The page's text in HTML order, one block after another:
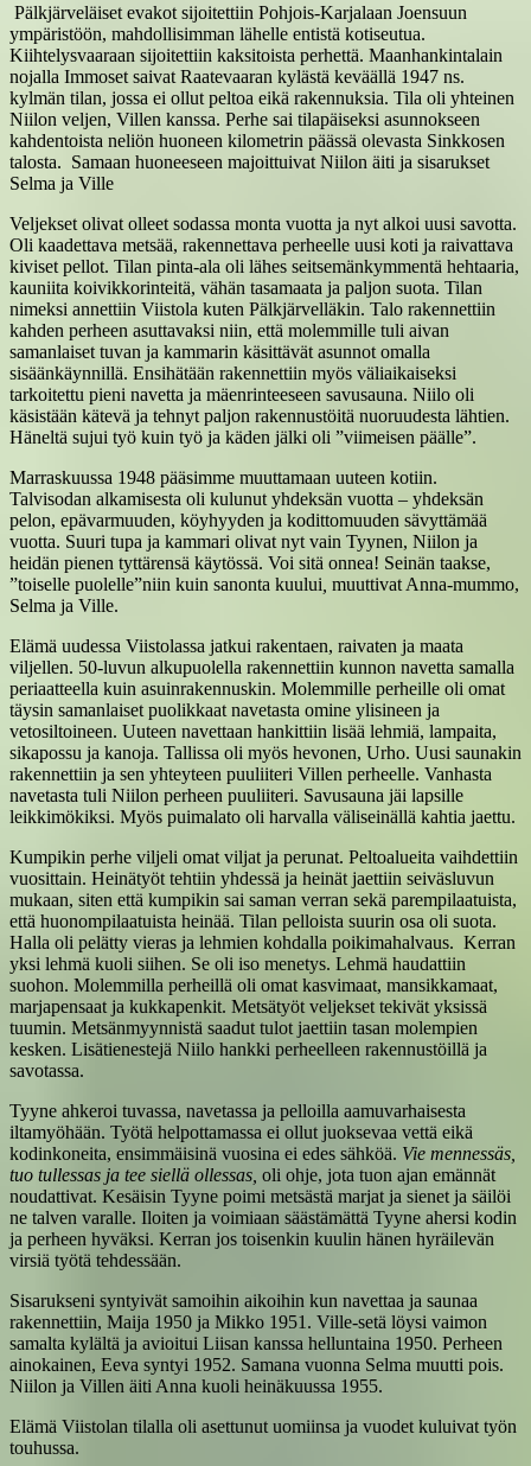
Pälkjärveläiset evakot sijoitettiin Pohjois-Karjalaan Joensuun
ympäristöön, mahdollisimman lähelle entistä kotiseutua.
Kiihtelysvaaraan sijoitettiin kaksitoista perhettä. Maanhankintalain
nojalla Immoset saivat Raatevaaran kylästä keväällä 1947 ns.
kylmän tilan, jossa ei ollut peltoa eikä rakennuksia. Tila oli yhteinen
Niilon veljen, Villen kanssa. Perhe sai tilapäiseksi asunnokseen
kahdentoista neliön huoneen kilometrin päässä olevasta Sinkkosen
talosta. Samaan huoneeseen majoittuivat Niilon äiti ja sisarukset
Selma ja Ville
Veljekset olivat olleet sodassa monta vuotta ja nyt alkoi uusi savotta.
Oli kaadettava metsää, rakennettava perheelle uusi koti ja raivattava
kiviset pellot. Tilan pinta-ala oli lähes seitsemänkymmentä hehtaaria,
kauniita koivikkorinteitä, vähän tasamaata ja paljon suota. Tilan
nimeksi annettiin Viistola kuten Pälkjärvelläkin. Talo rakennettiin
kahden perheen asuttavaksi niin, että molemmille tuli aivan
samanlaiset tuvan ja kammarin käsittävät asunnot omalla
sisäänkäynnillä. Ensihätään rakennettiin myös väliaikaiseksi
tarkoitettu pieni navetta ja mäenrinteeseen savusauna. Niilo oli
käsistään kätevä ja tehnyt paljon rakennustöitä nuoruudesta lähtien.
Häneltä sujui työ kuin työ ja käden jälki oli ”viimeisen päälle”.
Marraskuussa 1948 pääsimme muuttamaan uuteen kotiin.
Talvisodan alkamisesta oli kulunut yhdeksän vuotta – yhdeksän
pelon, epävarmuuden, köyhyyden ja kodittomuuden sävyttämää
vuotta. Suuri tupa ja kammari olivat nyt vain Tyynen, Niilon ja
heidän pienen tyttärensä käytössä. Voi sitä onnea! Seinän taakse,
”toiselle puolelle”niin kuin sanonta kuului muuttivat Anna-mummo,
Selma ja Ville.
Elämä uudessa Viistolassa jatkui rakentaen, raivaten ja maata
viljellen. 50-luvun alkupuolella rakennettiin kunnon navetta samalla
periaatteella kuin asuinrakennuskin. Molemmille perheille oli omat
täysin samanlaiset puolikkaat navetasta omine ylisineen ja
vetosiltoineen. Uuteen navettaan hankittiin lisää lehmiä, lampaita,
sikapossu ja kanoja. Tallissa oli myös hevonen, Urho. Uusi saunakin
rakennettiin ja sen yhteyteen puuliiteri Villen perheelle. Vanhasta
navetasta tuli Niilon perheen puuliiteri. Savusauna jäi lapsille
leikkimökiksi. Myös puimalato oli harvalla väliseinällä kahtia jaettu.
Kumpikin perhe viljeli omat viljat ja perunat. Peltoalueita vaihdettiin
vuosittain. Heinätyöt tehtiin yhdessä ja heinät jaettiin seiväsluvun
mukaan, siten että kumpikin sai saman verran sekä parempilaatuista,
että huonompilaatuista heinää. Tilan pelloista suurin osa oli suota.
Halla oli pelätty vieras ja lehmien kohdalla poikimahalvaus. Kerran
yksi lehmä kuoli siihen. Se oli iso menetys. Lehmä haudattiin
suohon. Molemmilla perheillä oli omat kasvimaat, mansikkamaat,
marjapensaat ja kukkapenkit. Metsätyöt veljekset tekivät yksissä
tuumin. Metsänmyynnistä saadut tulot jaettiin tasan molempien
kesken. Lisätienestejä Niilo hankki perheelleen rakennustöillä ja
savotassa.
Tyyne ahkeroi tuvassa, navetassa ja pelloilla aamuvarhaisesta
iltamyöhään. Työtä helpottamassa ei ollut juoksevaa vettä eikä
kodinkoneita, ensimmäisinä vuosina ei edes sähköä. Vie mennessäs,
tuo tullessas ja tee siellä ollessas, oli ohje, jota tuon ajan emännät
noudattivat. Kesäisin Tyyne poimi metsästä marjat ja sienet ja säilöi
ne talven varalle. Iloiten ja voimiaan säästämättä Tyyne ahersi kodin
ja perheen hyväksi. Kerran jos toisenkin kuulin hänen hyräilevän
virsiä työtä tehdessään.
Sisarukseni syntyivät samoihin aikoihin kun navettaa ja saunaa
rakennettiin, Maija 1950 ja Mikko 1951. Ville-setä löysi vaimon
samalta kylältä ja avioitui Liisan kanssa helluntaina 1950. Perheen
ainokainen, Eeva syntyi 1952. Samana vuonna Selma muutti pois.
Niilon ja Villen äiti Anna kuoli heinäkuussa 1955.
Elämä Viistolan tilalla oli asettunut uomiinsa ja vuodet kuluivat työn
touhussa.